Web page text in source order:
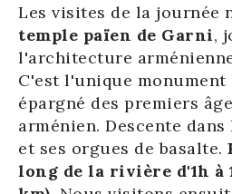
Les visites de la journée
temple païen de Garni,
l'architecture
C'est l'unique
épargné des premiers
arménien. Descente
et ses orgues de basalte.
long de la rivière d'1h à